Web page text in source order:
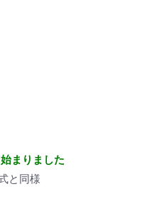
まりました
と同様